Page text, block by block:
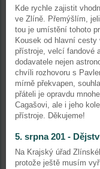
Kde rychle zajistit
ve Zlíně. Přemýšlím,
tou je umístění tohoto
Kousek od hlavní
přístroje, velcí fandové
dodavatele nejen
chvíli rozhovoru s
mírně překvapen,
přáteli je opravdu
Cagašovi, ale i jeho
přístroje. Děkujeme!
5. srpna 201 -
Na Krajský úřad
protože ještě musím